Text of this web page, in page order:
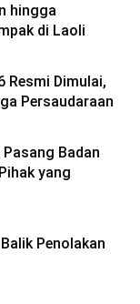
hingga
di Laoli
Resmi Dimulai,
Persaudaraan
Badan
yang
Penolakan